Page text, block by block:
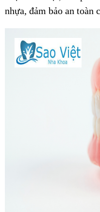
nhựa, đảm bảo an toàn